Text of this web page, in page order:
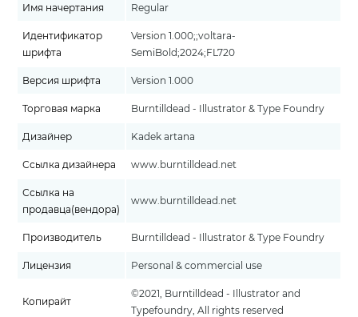
Имя начертания Regular
Идентификатор
шрифта
Version 1.000;;voltara-
SemiBold;2024;FL720
Версия шрифта Version 1.000
Торговая марка Burntilldead - Illustrator & Type Foundry
Дизайнер Kadek artana
Ссылка дизайнера www.burntilldead.net
Ссылка на
продавца(вендора)
www.burntilldead.net
Производитель Burntilldead - Illustrator & Type Foundry
Лицензия Personal & commercial use
Копирайт
©2021, Burntilldead - Illustrator and
Typefoundry, All rights reserved